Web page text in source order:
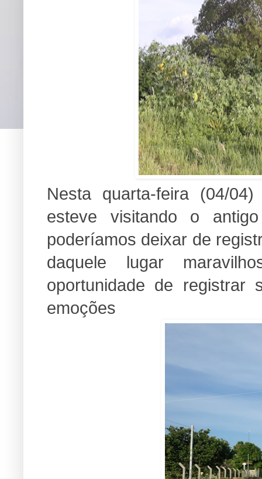
Nesta quarta-feira (04/
esteve visitando o
poderíamos deixar de
daquele lugar
oportunidade de registrar
emoções